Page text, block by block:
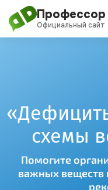
Официальный сайт
Дадали Чат
Перейти
содержимому
схемы
Помогите
важных